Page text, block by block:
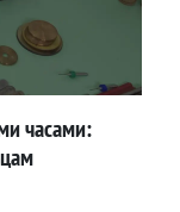
часами: